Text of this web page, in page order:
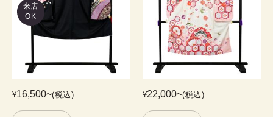
来店
OK
¥16,500~(税込) ¥22,000~(税込)